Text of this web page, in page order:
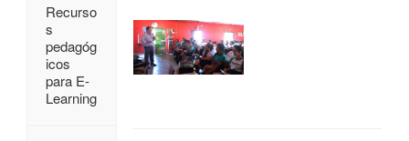
Recurso
s
pedagóg
icos
para E-
Learning